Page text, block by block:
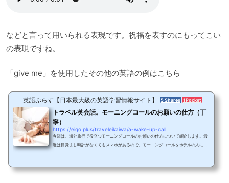
などと言って用いられる表現です。祝福を表すのにもってこい
の表現ですね。
「give me」を使用したその他の英語の例はこちら
英語ぷらす【日本最大級の英語学習情報サイト】 5 Shares 1 Pocket
トラベル英会話。モーニングコールのお願いの仕方（丁
寧）
https://eigo.plus/traveleikaiwa/a-wake-up-call
今回は、海外旅行で役立つモーニングコールのお願いの仕方について紹介します。最
近は目覚まし時計がなくてもスマホがあるので、モーニングコールをホテルの人にお
す。英会話を実践するチャンスだと思って、海外のホテルに泊まったらぜひ実践して